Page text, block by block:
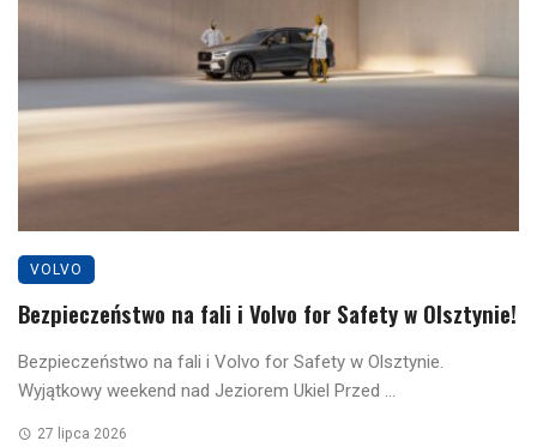
VOLVO
Bezpieczeństwo na fali i Volvo for Safety w Olsztynie!
Bezpieczeństwo na fali i Volvo for Safety w Olsztynie.
Wyjątkowy weekend nad Jeziorem Ukiel Przed ...
27 lipca 2026